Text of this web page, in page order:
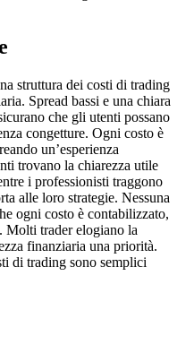
struttura dei costi di trading
Spread bassi e una chiara
che gli utenti possano
congetture. Ogni costo è
un’esperienza
trovano la chiarezza utile
i professionisti traggono
alle loro strategie. Nessuna
ogni costo è contabilizzato,
Molti trader elogiano la
finanziaria una priorità.
di trading sono semplici